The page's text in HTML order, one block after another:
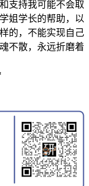
支持我可能不会取
姐学长的帮助，以
的，不能实现自己
不散，永远折磨着